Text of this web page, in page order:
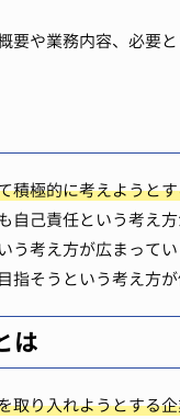
や業務内容、必要
積極的に考えようと
自己責任という考え
う考え方が広まって
そうという考え方が
は
取り入れようとする